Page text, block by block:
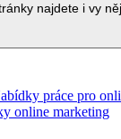
najdete i vy
práce pro
online marketing